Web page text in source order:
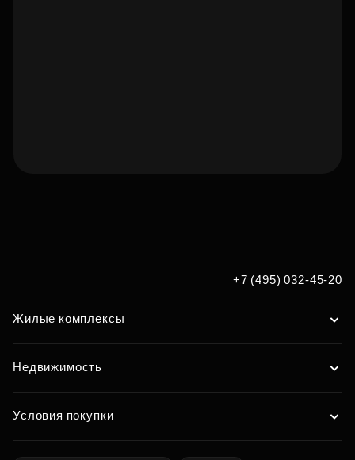
+7 (495) 032-45-20
Жилые комплексы
Недвижимость
Условия покупки